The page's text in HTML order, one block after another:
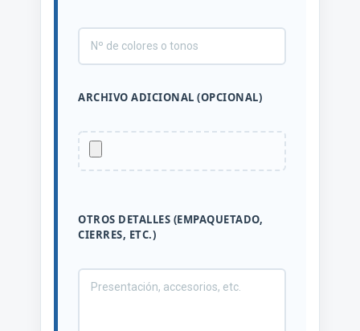
ARCHIVO ADICIONAL (OPCIONAL)
OTROS DETALLES (EMPAQUETADO,
CIERRES, ETC.)